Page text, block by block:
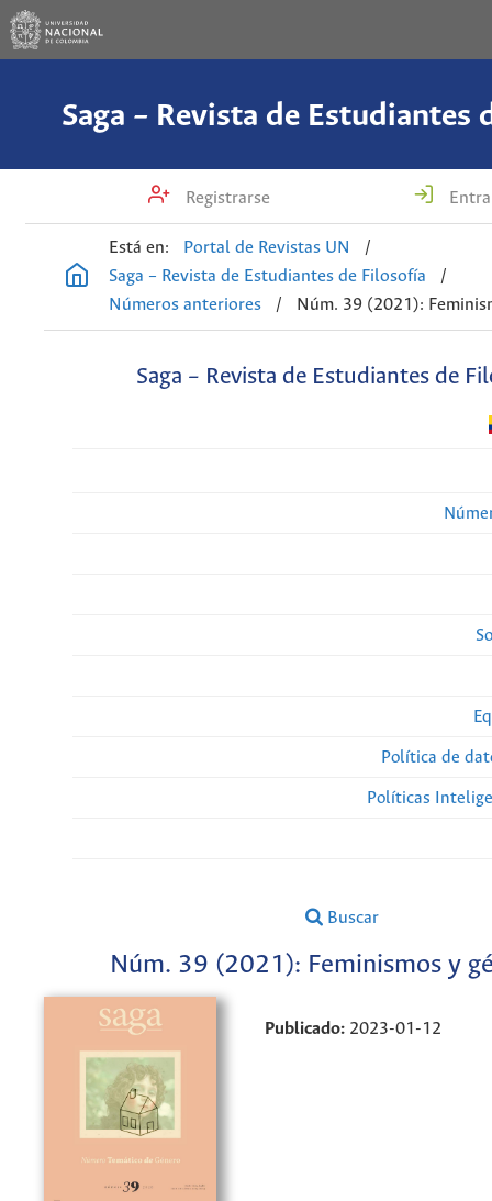
Saga – Revista de Estudiantes
Registrarse
Está en: Portal de Revistas UN
/
Saga – Revista de Estudiantes de Filosofía
/
Números anteriores
/ Núm. 39 (2021):
Saga – Revista de Estudiantes de
Política de
Políticas
Buscar
Núm. 39 (2021): Feminismos y
Publicado: 2023-01-12